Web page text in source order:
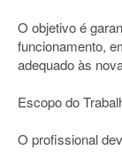
O objetivo é
funcionamento,
adequado às
Escopo do
O profissional